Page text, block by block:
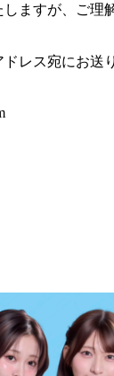
ますが、ご理
レス宛にお送